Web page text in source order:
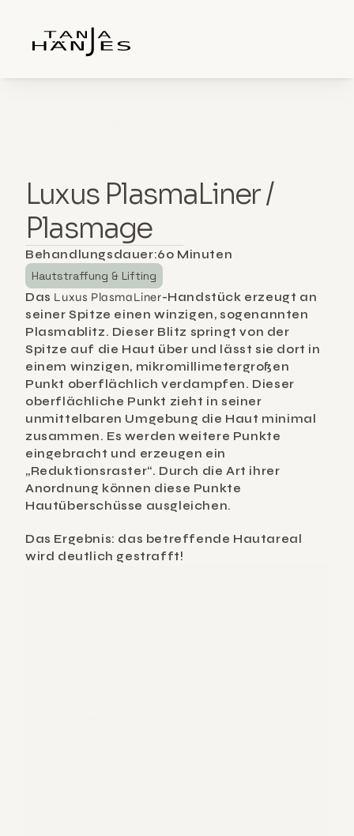
Luxus PlasmaLiner /
Plasmage
Behandlungsdauer:60 Minuten
Hautstraffung & Lifting
Das Luxus PlasmaLiner-Handstück erzeugt an
seiner Spitze einen winzigen, sogenannten
Plasmablitz. Dieser Blitz springt von der
Spitze auf die Haut über und lässt sie dort in
einem winzigen, mikromillimetergroßen
Punkt oberflächlich verdampfen. Dieser
oberflächliche Punkt zieht in seiner
unmittelbaren Umgebung die Haut minimal
zusammen. Es werden weitere Punkte
eingebracht und erzeugen ein
„Reduktionsraster“. Durch die Art ihrer
Anordnung können diese Punkte
Hautüberschüsse ausgleichen.
Das Ergebnis: das betreffende Hautareal
wird deutlich gestrafft!